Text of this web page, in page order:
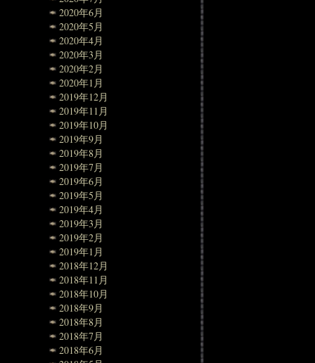
2020年6月
2020年5月
2020年4月
2020年3月
2020年2月
2020年1月
2019年12月
2019年11月
2019年10月
2019年9月
2019年8月
2019年7月
2019年6月
2019年5月
2019年4月
2019年3月
2019年2月
2019年1月
2018年12月
2018年11月
2018年10月
2018年9月
2018年8月
2018年7月
2018年6月